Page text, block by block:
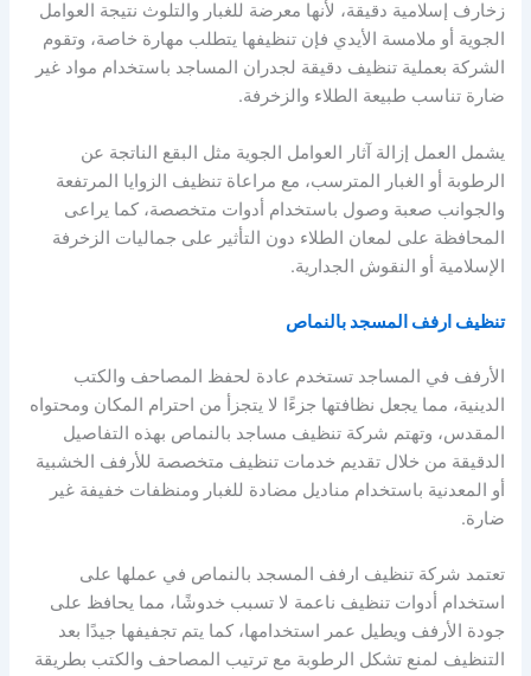
زخارف إسلامية دقيقة، لأنها معرضة للغبار والتلوث نتيجة العوامل
الجوية أو ملامسة الأيدي فإن تنظيفها يتطلب مهارة خاصة، وتقوم
الشركة بعملية تنظيف دقيقة لجدران المساجد باستخدام مواد غير
ضارة تناسب طبيعة الطلاء والزخرفة.
يشمل العمل إزالة آثار العوامل الجوية مثل البقع الناتجة عن
الرطوبة أو الغبار المترسب، مع مراعاة تنظيف الزوايا المرتفعة
والجوانب صعبة وصول باستخدام أدوات متخصصة، كما يراعى
المحافظة على لمعان الطلاء دون التأثير على جماليات الزخرفة
الإسلامية أو النقوش الجدارية.
تنظيف ارفف المسجد بالنماص
الأرفف في المساجد تستخدم عادة لحفظ المصاحف والكتب
الدينية، مما يجعل نظافتها جزءًا لا يتجزأ من احترام المكان ومحتواه
المقدس، وتهتم شركة تنظيف مساجد بالنماص بهذه التفاصيل
الدقيقة من خلال تقديم خدمات تنظيف متخصصة للأرفف الخشبية
أو المعدنية باستخدام مناديل مضادة للغبار ومنظفات خفيفة غير
ضارة.
تعتمد شركة تنظيف ارفف المسجد بالنماص في عملها على
استخدام أدوات تنظيف ناعمة لا تسبب خدوشًا، مما يحافظ على
جودة الأرفف ويطيل عمر استخدامها، كما يتم تجفيفها جيدًا بعد
التنظيف لمنع تشكل الرطوبة مع ترتيب المصاحف والكتب بطريقة